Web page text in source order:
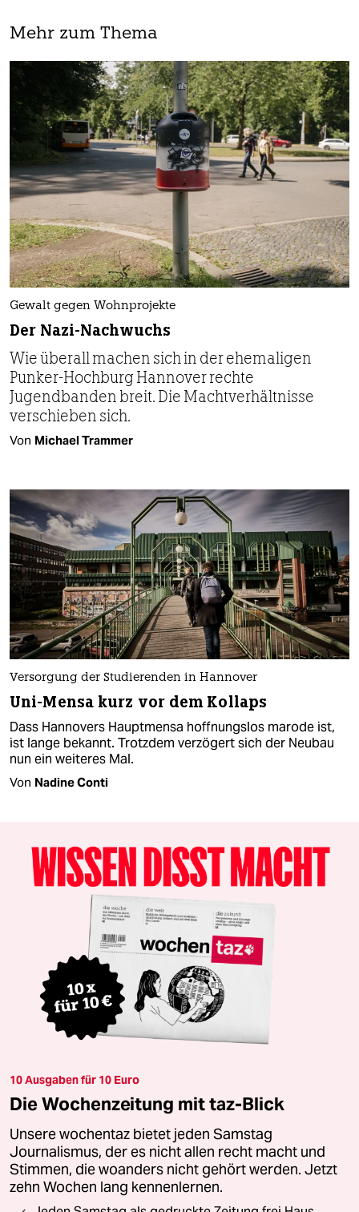
Mehr zum Thema
Gewalt gegen Wohnprojekte
Der Nazi-Nachwuchs
Wie überall machen sich in der ehemaligen
Punker-Hochburg Hannover rechte
Jugendbanden breit. Die Machtverhältnisse
verschieben sich.
Von Michael Trammer
Versorgung der Studierenden in Hannover
Uni-Mensa kurz vor dem Kollaps
Dass Hannovers Hauptmensa hoffnungslos marode ist,
ist lange bekannt. Trotzdem verzögert sich der Neubau
nun ein weiteres Mal.
Von Nadine Conti
10 Ausgaben für 10 Euro
Die Wochenzeitung mit taz-Blick
Unsere wochentaz bietet jeden Samstag
Journalismus, der es nicht allen recht macht und
Stimmen, die woanders nicht gehört werden. Jetzt
zehn Wochen lang kennenlernen.